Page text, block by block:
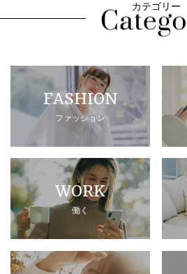
カテゴリー
FASHION
ファッション
WORK
働く